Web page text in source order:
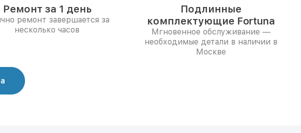
Ремонт за 1 день
ремонт завершается за
несколько часов
Подлинные
комплектующие Fortuna
Мгновенное обслуживание —
необходимые детали в наличии в
Москве